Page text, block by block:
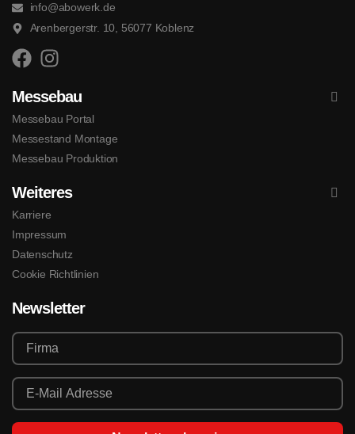
info@abowerk.de
Arenbergerstr. 10, 56077 Koblenz
Messebau
Messebau Portal
Messestand Montage
Messebau Produktion
Weiteres
Karriere
Impressum
Datenschutz
Cookie Richtlinien
Newsletter